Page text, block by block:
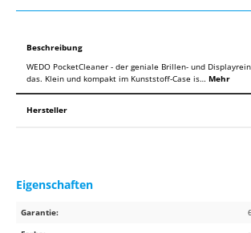
Beschreibung
WEDO PocketCleaner - der geniale Brillen- und
das. Klein und kompakt im Kunststoff-Case is… Mehr
Hersteller
Eigenschaften
Garantie: